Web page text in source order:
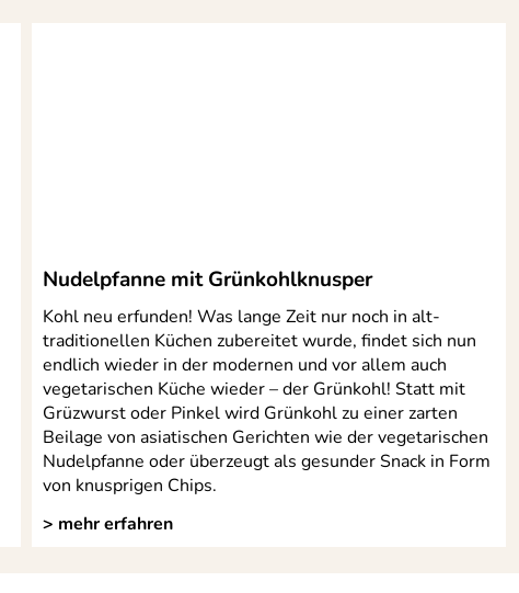
Nudelpfanne mit Grünkohlknusper
Kohl neu erfunden! Was lange Zeit nur noch in alt-
traditionellen Küchen zubereitet wurde, findet sich nun
endlich wieder in der modernen und vor allem auch
vegetarischen Küche wieder – der Grünkohl! Statt mit
Grüzwurst oder Pinkel wird Grünkohl zu einer zarten
Beilage von asiatischen Gerichten wie der vegetarischen
Nudelpfanne oder überzeugt als gesunder Snack in Form
von knusprigen Chips.
> mehr erfahren